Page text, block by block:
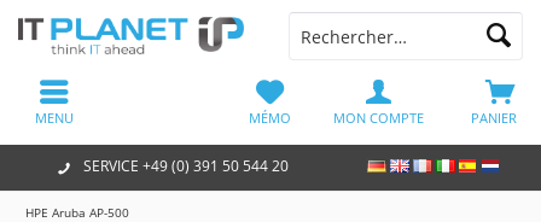
SERVICE +49 (0) 391 50 544 20
PANIER
MÉMO MON COMPTE
MENU
HPE Aruba AP-500